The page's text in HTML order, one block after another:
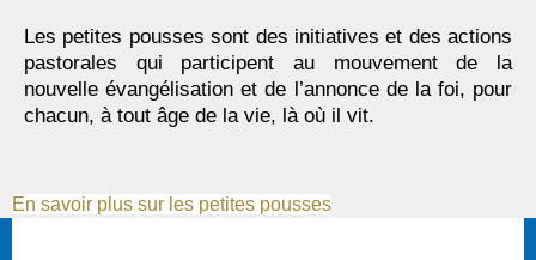
Les petites pousses sont des initiatives et des actions
pastorales qui participent au mouvement de la
nouvelle évangélisation et de l’annonce de la foi, pour
chacun, à tout âge de la vie, là où il vit.
En savoir plus sur les petites pousses